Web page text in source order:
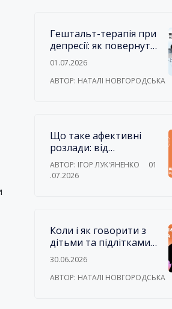
Гештальт-терапія при
депресії: як повернути
контакт із собою і зі
світом
АВТОР: НАТАЛІ НОВГОРОДСЬКА
01.07.2026
Що таке афективні
розлади: від
визначення до
лікування
АВТОР: ІГОР ЛУК'ЯНЕНКО
01
.07.2026
Коли і як говорити з
дітьми та підлітками
про секс
АВТОР: НАТАЛІ НОВГОРОДСЬКА
30.06.2026